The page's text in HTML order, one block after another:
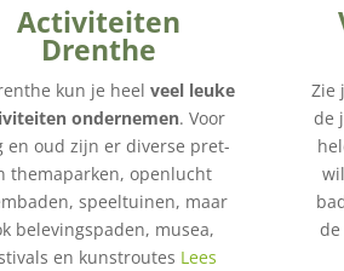
Activiteiten
Drenthe
kun je heel veel leuke
ondernemen. Voor
en oud zijn er diverse pret-
themaparken, openlucht
speeltuinen, maar
belevingspaden, musea,
en kunstroutes Lees
Zie
de